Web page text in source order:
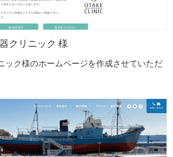
クリニック 様
ック様のホームページを作成させていただ